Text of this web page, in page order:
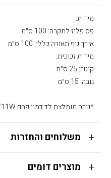
מידות:
פס פליז לתקרה: 100 ס״מ
אורך גוף תאורה כללי: 100 ס״מ
מידות זכוכית:
קוטר: 25 ס״מ
גובה: 15 ס״מ
*נורה מומלצת לד דמוי פחם E27 A60 8W/11W
משלוחים והחזרות
מוצרים דומים